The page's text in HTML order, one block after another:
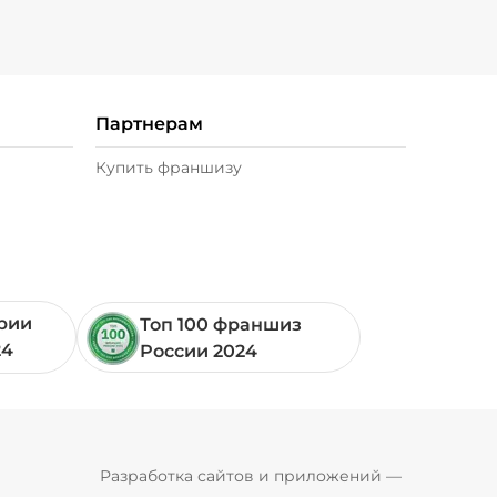
Партнерам
Купить франшизу
Топ 100 франшиз
России 2024
Разработка сайтов и приложений —